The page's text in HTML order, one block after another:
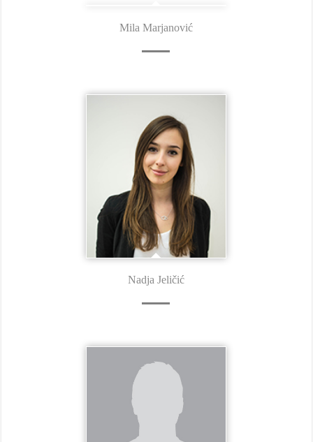
Mila Marjanović
Nadja Jeličić